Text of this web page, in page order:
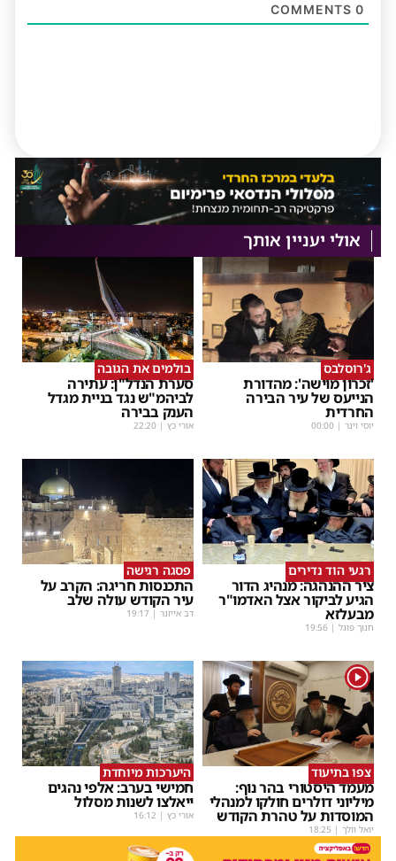
0
אולי יעניין אותך
ג'רוסלבס
'זכרון מוישה': מהדורת
הנייעס של עיר הבירה
החרדית
יוסי וינר |
00:00
בולמים את הגובה
סערת הנדל"ן: עתירה
לביהמ"ש נגד בניית מגדל
הענק בבירה
אורי כץ |
22:20
רגעי הוד נדירים
ציר ההנהגה: מנהיג הדור
הגיע לביקור אצל האדמו"ר
מבעלזא
חנוך פוגל |
19:56
פסגה רגישה
התכנסות חריגה: הקרב על
עיר הקודש עולה שלב
דב אייזנר |
19:17
1
צפו בתיעוד
מעמד היסטורי בהר נוף:
מיליוני דולרים חולקו למנהלי
המוסדות על טהרת הקודש
יואל וולך |
18:25
היערכות מיוחדת
חמישי בערב: אלפי נהגים
ייאלצו לשנות מסלול
אורי כץ |
16:12